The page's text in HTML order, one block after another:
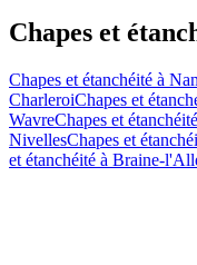
Chapes et
Chapes et étanchéité à
CharleroiChapes et
WavreChapes et étanchéité
NivellesChapes et
et étanchéité à Braine-